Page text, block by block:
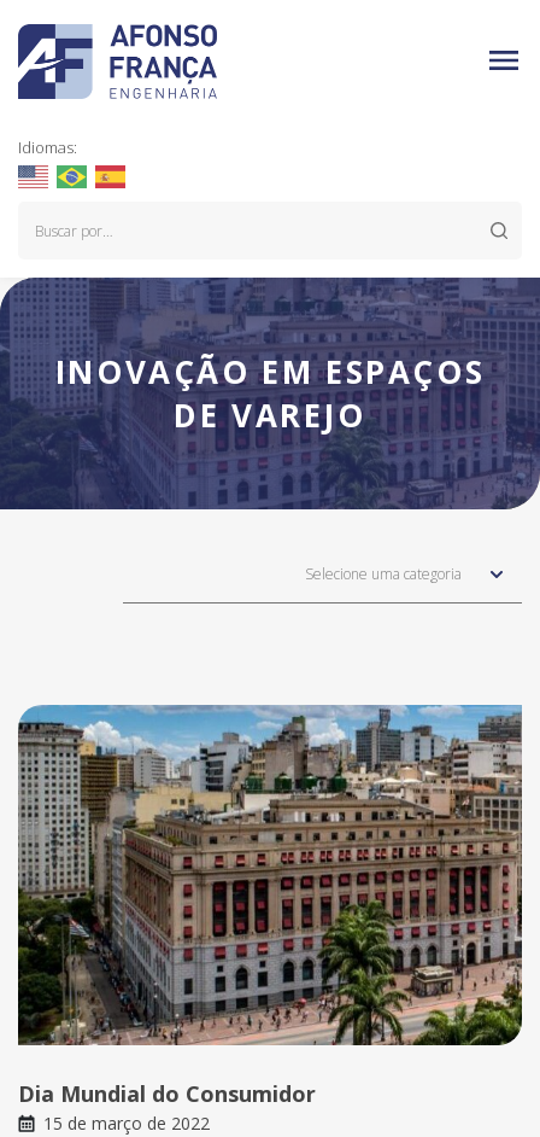
Idiomas:
INOVAÇÃO EM ESPAÇOS
DE VAREJO
Selecione uma categoria
Dia Mundial do Consumidor
15 de março de 2022